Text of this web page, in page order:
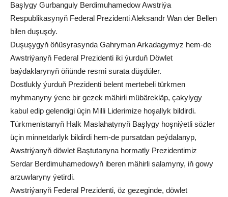
Başlygy Gurbanguly Berdimuhamedow Awstriýa
Respublikasynyň Federal Prezidenti Aleksandr Wan der Bellen
bilen duşuşdy.
Duşuşygyň öňüsyrasynda Gahryman Arkadagymyz hem-de
Awstriýanyň Federal Prezidenti iki ýurduň Döwlet
baýdaklarynyň öňünde resmi surata düşdüler.
Dostlukly ýurduň Prezidenti belent mertebeli türkmen
myhmanyny ýene bir gezek mähirli mübärekläp, çakylygy
kabul edip gelendigi üçin Milli Liderimize hoşallyk bildirdi.
Türkmenistanyň Halk Maslahatynyň Başlygy hoşniýetli sözler
üçin minnetdarlyk bildirdi hem-de pursatdan peýdalanyp,
Awstriýanyň döwlet Baştutanyna hormatly Prezidentimiz
Serdar Berdimuhamedowyň iberen mähirli salamyny, iň gowy
arzuwlaryny ýetirdi.
Awstriýanyň Federal Prezidenti, öz gezeginde, döwlet